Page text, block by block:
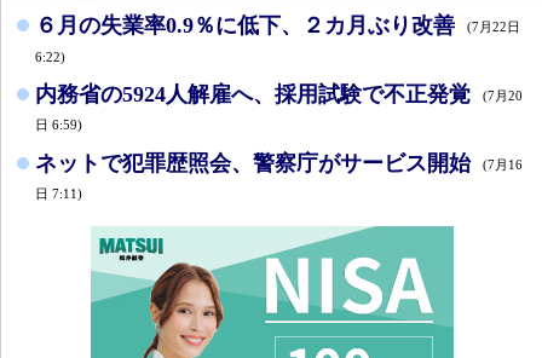
６月の失業率0.9％に低下、２カ月ぶり改善 (7月22日
6:22)
内務省の5924人解雇へ、採用試験で不正発覚
(7月20
日 6:59)
ネットで犯罪歴照会、警察庁がサービス開始
(7月16
日 7:11)